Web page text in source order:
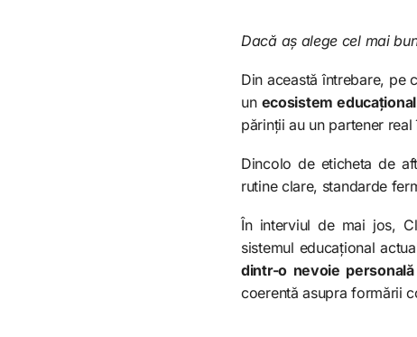
Dacă aș alege cel mai
Din această întrebare, pe
un ecosistem
părinții au un partener
Dincolo de eticheta de
rutine clare, standarde
În interviul de mai jos,
sistemul educațional
dintr-o nevoie
coerentă asupra formării